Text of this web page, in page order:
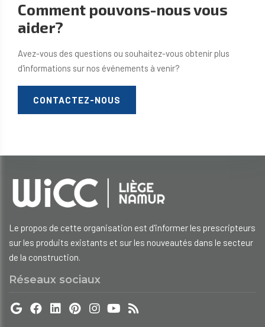
Comment pouvons-nous vous
aider?
Avez-vous des questions ou souhaitez-vous obtenir plus
d'informations sur nos événements à venir?
CONTACTEZ-NOUS
Le propos de cette organisation est d'informer les prescripteurs
sur les produits existants et sur les nouveautés dans le secteur
de la construction.
Réseaux sociaux